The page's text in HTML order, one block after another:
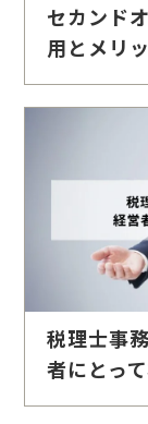
セカンド
用とメリ
税理士事
者にとっ